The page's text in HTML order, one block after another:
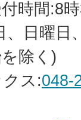
時間:8
、日曜日
除く)
ス:048-